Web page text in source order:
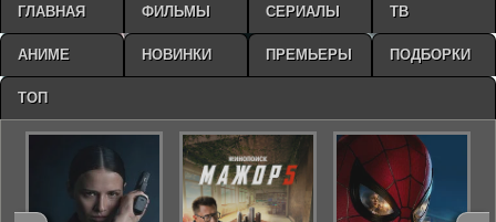
ГЛАВНАЯ ФИЛЬМЫ СЕРИАЛЫ ТВ
АНИМЕ НОВИНКИ ПРЕМЬЕРЫ ПОДБОРКИ
ТОП